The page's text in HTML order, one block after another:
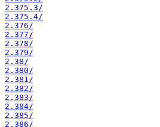
2.375.3/
2.375.4/
2.376/
2.377/
2.378/
2.379/
2.38/
2.380/
2.381/
2.382/
2.383/
2.384/
2.385/
2.386/